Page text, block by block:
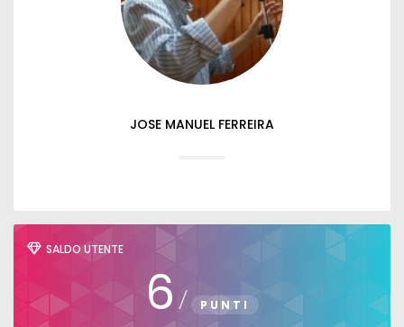
JOSE MANUEL FERREIRA
SALDO UTENTE
6/ PUNTI